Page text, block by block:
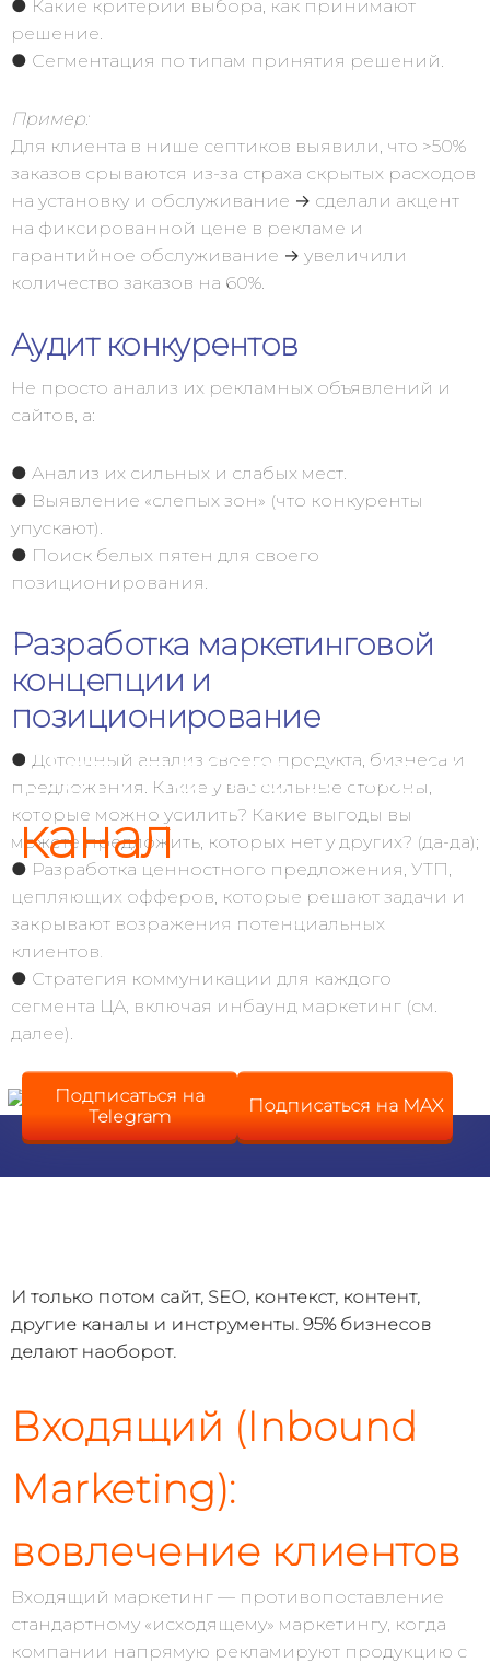
● Какие критерии выбора, как принимают
решение.
● Сегментация по типам принятия решений.
Пример:
Для клиента в нише септиков выявили, что >50%
заказов срываются из-за страха скрытых расходов
на установку и обслуживание → сделали акцент
на фиксированной цене в рекламе и
гарантийное обслуживание → увеличили
количество заказов на 60%.
Аудит конкурентов
Не просто анализ их рекламных объявлений и
сайтов, а:
● Анализ их сильных и слабых мест.
● Выявление «слепых зон» (что конкуренты
упускают).
● Поиск белых пятен для своего
позиционирования.
Разработка маркетинговой
концепции и
позиционирование
● Дотошный анализ своего продукта, бизнеса и
предложения. Какие у вас сильные стороны,
которые можно усилить? Какие выгоды вы
можете предложить, которых нет у других? (да-да);
● Разработка ценностного предложения, УТП,
цепляющих офферов, которые решают задачи и
закрывают возражения потенциальных
клиентов.
● Стратегия коммуникации для каждого
сегмента ЦА, включая инбаунд маркетинг (см.
далее).
Вступайте в мой
канал
Рассказываю о том, как малому
бизнесу зарабатывать в разы
больше денег с помощью
интернет-маркетинга и
эффективного сайта
Подписаться на
Telegram
Подписаться на MAX
И только потом сайт, SEO, контекст, контент,
другие каналы и инструменты. 95% бизнесов
делают наоборот.
Входящий (Inbound
Marketing):
вовлечение клиентов
Входящий маркетинг — противопоставление
стандартному «исходящему» маркетингу, когда
компании напрямую рекламируют продукцию с